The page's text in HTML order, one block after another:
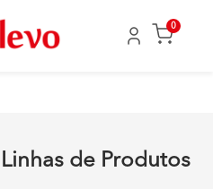
0
de Produtos